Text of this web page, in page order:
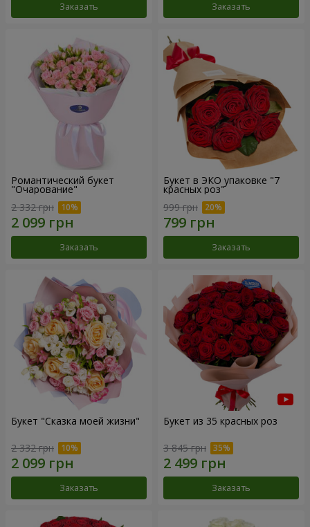
Заказать Заказать
Романтический букет
"Очарование"
2 332 грн
Заказать
Букет в ЭКО упаковке "7
красных роз"
999 грн
Заказать
Букет "Сказка моей жизни"
2 332 грн
Заказать
Букет из 35 красных роз
3 845 грн
Заказать